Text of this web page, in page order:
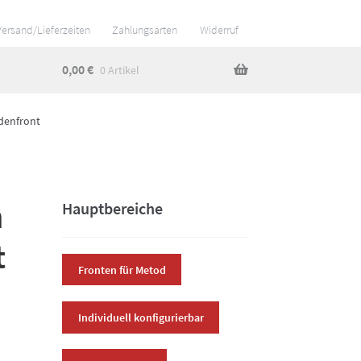
Lieferzeiten Zahlungsarten Widerruf
0,00€ 0 Artikel
Hauptbereiche
Fronten für Metod
Individuell konfigurierbar